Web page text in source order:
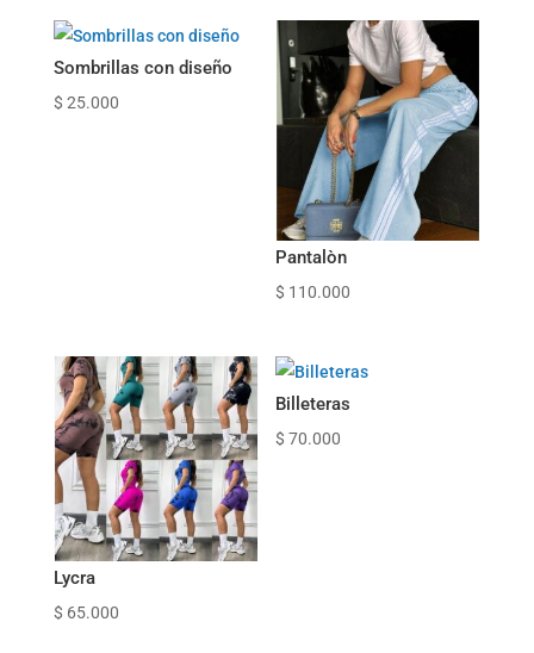
Sombrillas con diseño
$ 25.000
Pantalòn
$ 110.000
Lycra
$ 65.000
Billeteras
$ 70.000